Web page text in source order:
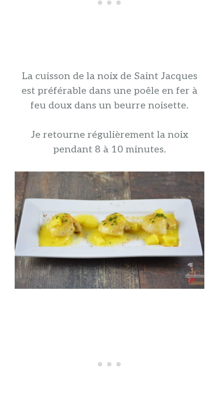
La cuisson de la noix de Saint Jacques
est préférable dans une poêle en fer à
feu doux dans un beurre noisette.
Je retourne régulièrement la noix
pendant 8 à 10 minutes.